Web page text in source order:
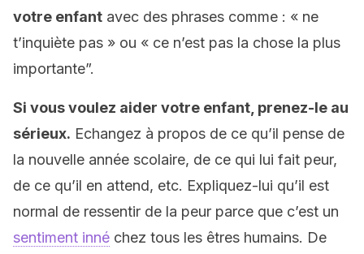
votre enfant avec des phrases comme : « ne
t’inquiète pas » ou « ce n’est pas la chose la plus
importante”.
Si vous voulez aider votre enfant, prenez-le au
sérieux. Echangez à propos de ce qu’il pense de
la nouvelle année scolaire, de ce qui lui fait peur,
de ce qu’il en attend, etc. Expliquez-lui qu’il est
normal de ressentir de la peur parce que c’est un
sentiment inné chez tous les êtres humains. De